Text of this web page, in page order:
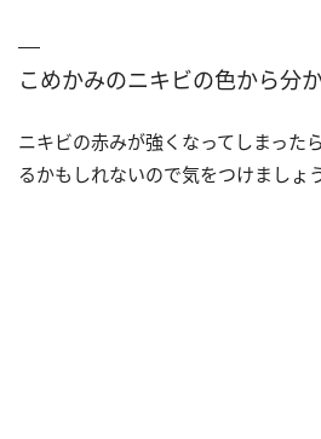
こめかみのニキビの色から分
ニキビの赤みが強くなってしまった
るかもしれないので気をつけましょう